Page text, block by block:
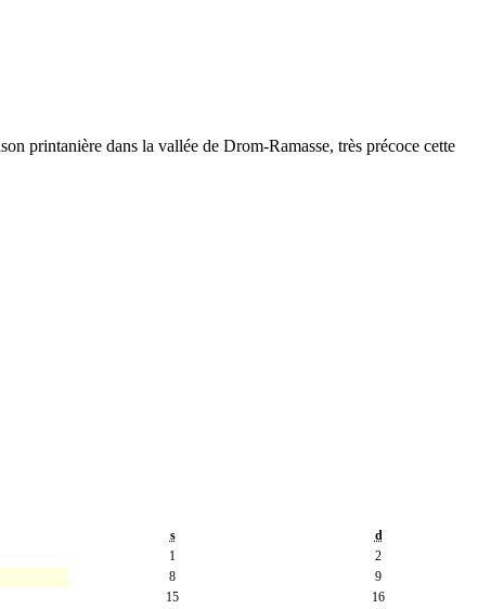
printanière dans la vallée de Drom-Ramasse, très précoce cette
s
d
1
2
8
9
15
16